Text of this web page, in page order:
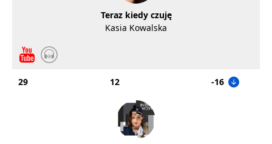
Teraz kiedy czuję
Kasia Kowalska
29 12 -16